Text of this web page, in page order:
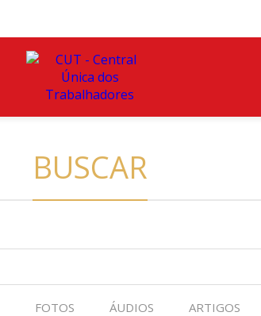
BUSCAR
FOTOS ÁUDIOS ARTIGOS